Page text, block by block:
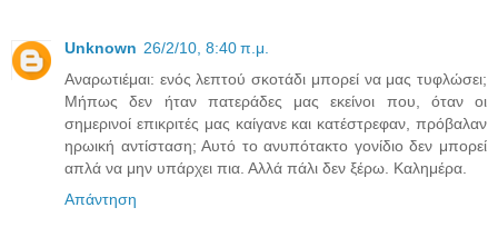
Unknown 26/2/10, 8:40 π.μ.
Αναρωτιέμαι: ενός λεπτού σκοτάδι μπορεί να μας τυφλώσει;
Μήπως δεν ήταν πατεράδες μας εκείνοι που, όταν οι
σημερινοί επικριτές μας καίγανε και κατέστρεφαν, πρόβαλαν
ηρωική αντίσταση; Αυτό το ανυπότακτο γονίδιο δεν μπορεί
απλά να μην υπάρχει πια. Αλλά πάλι δεν ξέρω. Καλημέρα.
Απάντηση